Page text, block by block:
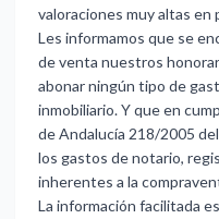
valoraciones muy altas en
Les informamos que se
de venta nuestros
abonar ningún tipo de
inmobiliario. Y que en
de Andalucía 218/2005
los gastos de notario,
inherentes a la
La información facilitada